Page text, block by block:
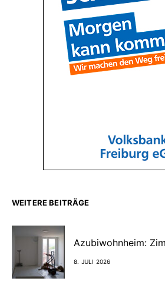
WEITERE BEITRÄGE
Azubiwohnheim:
8. JULI 2026